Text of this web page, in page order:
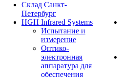
Cклад Санкт-
Петербург
HGH Infrared Systems
Испытание и
измерение
Оптико-
электронная
аппаратура для
обеспечения